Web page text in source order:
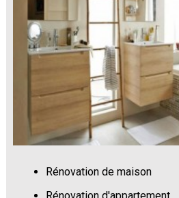
Rénovation de maison
Rénovation d'appartement